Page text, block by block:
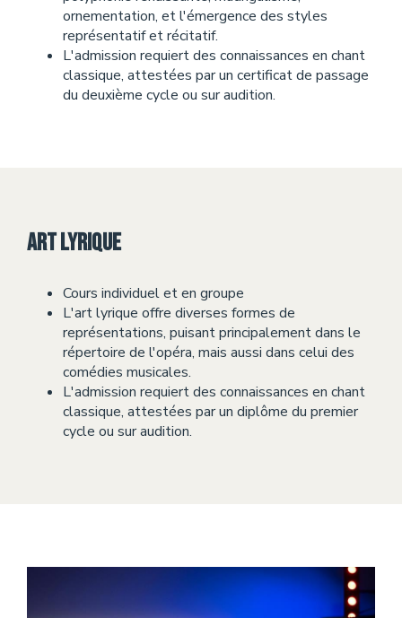
ornementation, et l'émergence des styles
représentatif et récitatif.
L'admission requiert des connaissances en chant
classique, attestées par un certificat de passage
du deuxième cycle ou sur audition.
Art lyrique
Cours individuel et en groupe
L'art lyrique offre diverses formes de
représentations, puisant principalement dans le
répertoire de l'opéra, mais aussi dans celui des
comédies musicales.
L'admission requiert des connaissances en chant
classique, attestées par un diplôme du premier
cycle ou sur audition.